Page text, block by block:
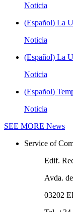
Noticia
(Español) La
Noticia
(Español) La
Noticia
(Español)
Noticia
SEE MORE News
Service of
Edif.
Avda.
03202